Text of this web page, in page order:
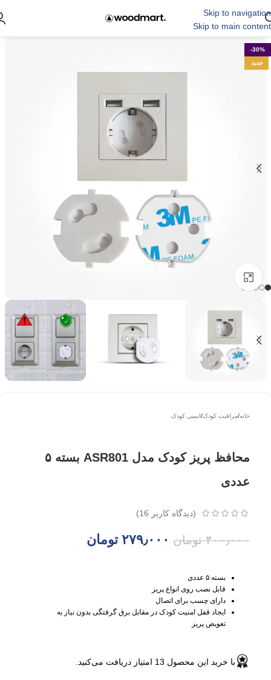
Skip to navigation
Skip to main content
-30%
جدید
خانه/مراقبت کودک/ایمنی کودک
محافظ پریز کودک مدل ASR801 بسته ۵
عددی
(دیدگاه کاربر 16
)
۴۰۰٫۰۰۰ تومان ۲۷۹٫۰۰۰ تومان
بسته ۵ عددی
قابل نصب روی انواع پریز
دارای چسب برای اتصال
ایجاد قفل امنیت کودک در مقابل برق گرفتگی بدون نیاز به
تعویض پریز
با خرید این محصول 13 امتیاز دریافت می‌کنید.